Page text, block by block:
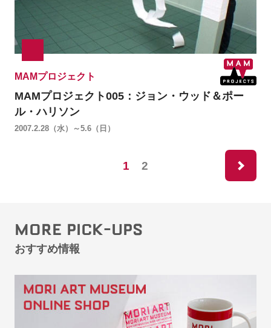
MAMプロジェクト
MAMプロジェクト005：ジョン・ウッド＆ポー
ル・ハリソン
2007.2.28（水）～5.6（日）
1 2
MORE PICK-UPS
おすすめ情報